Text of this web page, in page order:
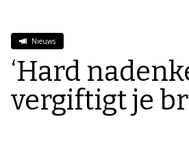
Nieuws
‘Hard
vergiftigt je